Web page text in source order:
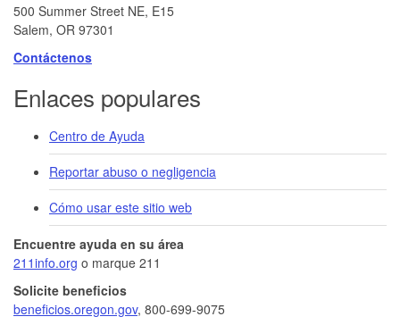
500 Summer Street NE, E15
Salem, OR 97301
Contáctenos
Enlaces populares
Centro de Ayuda
Reportar abuso o negligencia
Cómo usar este sitio web
Encuentre ayuda en su área
211info.org o marque 211
Solicite beneficios
beneficios.oregon.gov, 800-699-9075